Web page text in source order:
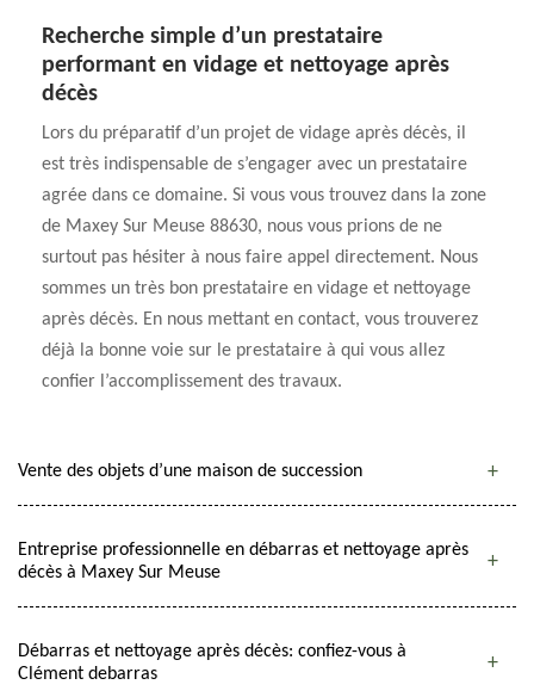
Recherche simple d’un prestataire
performant en vidage et nettoyage après
décès
Lors du préparatif d’un projet de vidage après décès, il
est très indispensable de s’engager avec un prestataire
agrée dans ce domaine. Si vous vous trouvez dans la zone
de Maxey Sur Meuse 88630, nous vous prions de ne
surtout pas hésiter à nous faire appel directement. Nous
sommes un très bon prestataire en vidage et nettoyage
après décès. En nous mettant en contact, vous trouverez
déjà la bonne voie sur le prestataire à qui vous allez
confier l’accomplissement des travaux.
Vente des objets d’une maison de succession
Entreprise professionnelle en débarras et nettoyage après
décès à Maxey Sur Meuse
Débarras et nettoyage après décès: confiez-vous à
Clément debarras